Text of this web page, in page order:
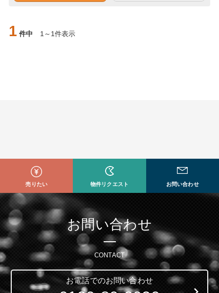
1 件中 1～1件表示
売りたい 物件リクエスト お問い合わせ
お問い合わせ
CONTACT
お電話でのお問い合わせ